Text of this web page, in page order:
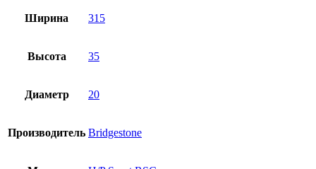
Ширина 315
Высота 35
Диаметр 20
Производитель Bridgestone